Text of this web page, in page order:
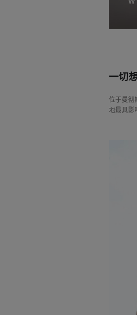
一切
位于曼彻
地最具影